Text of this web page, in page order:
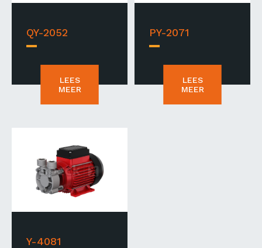
QY-2052
LEES
MEER
PY-2071
LEES
MEER
Y-4081